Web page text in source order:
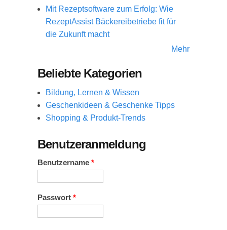
Mit Rezeptsoftware zum Erfolg: Wie
RezeptAssist Bäckereibetriebe fit für
die Zukunft macht
Mehr
Beliebte Kategorien
Bildung, Lernen & Wissen
Geschenkideen & Geschenke Tipps
Shopping & Produkt-Trends
Benutzeranmeldung
Benutzername *
Passwort *